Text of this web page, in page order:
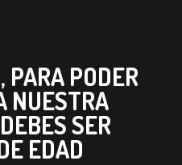
PARA PODER
NUESTRA
SER
EDAD